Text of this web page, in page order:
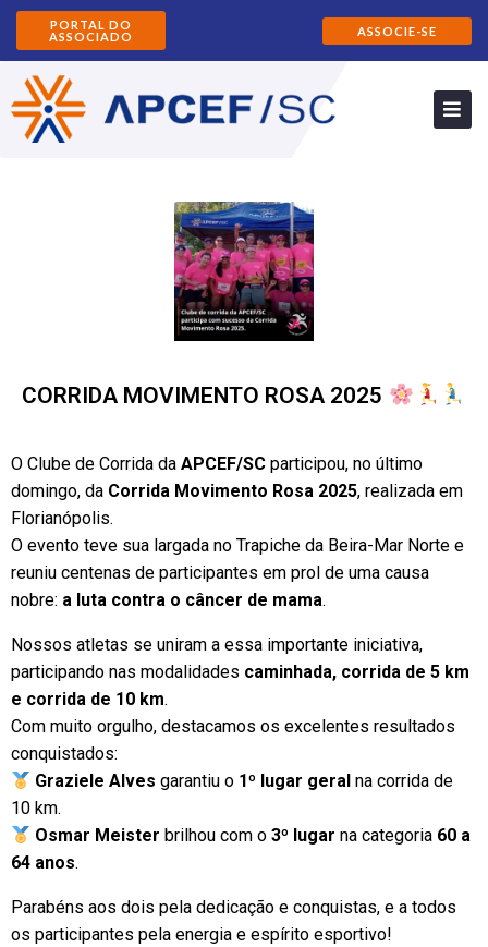
PORTAL DO
ASSOCIADO
ASSOCIE-SE
CORRIDA MOVIMENTO ROSA 2025
O Clube de Corrida da APCEF/SC participou, no último
domingo, da Corrida Movimento Rosa 2025, realizada em
Florianópolis.
O evento teve sua largada no Trapiche da Beira-Mar Norte e
reuniu centenas de participantes em prol de uma causa
nobre: a luta contra o câncer de mama.
Nossos atletas se uniram a essa importante iniciativa,
participando nas modalidades caminhada, corrida de 5 km
e corrida de 10 km.
Com muito orgulho, destacamos os excelentes resultados
conquistados:
Graziele Alves garantiu o 1º lugar geral na corrida de
10 km.
Osmar Meister brilhou com o3º lugar na categoria 60 a
64 anos.
Parabéns aos dois pela dedicação e conquistas, e a todos
os participantes pela energia e espírito esportivo!